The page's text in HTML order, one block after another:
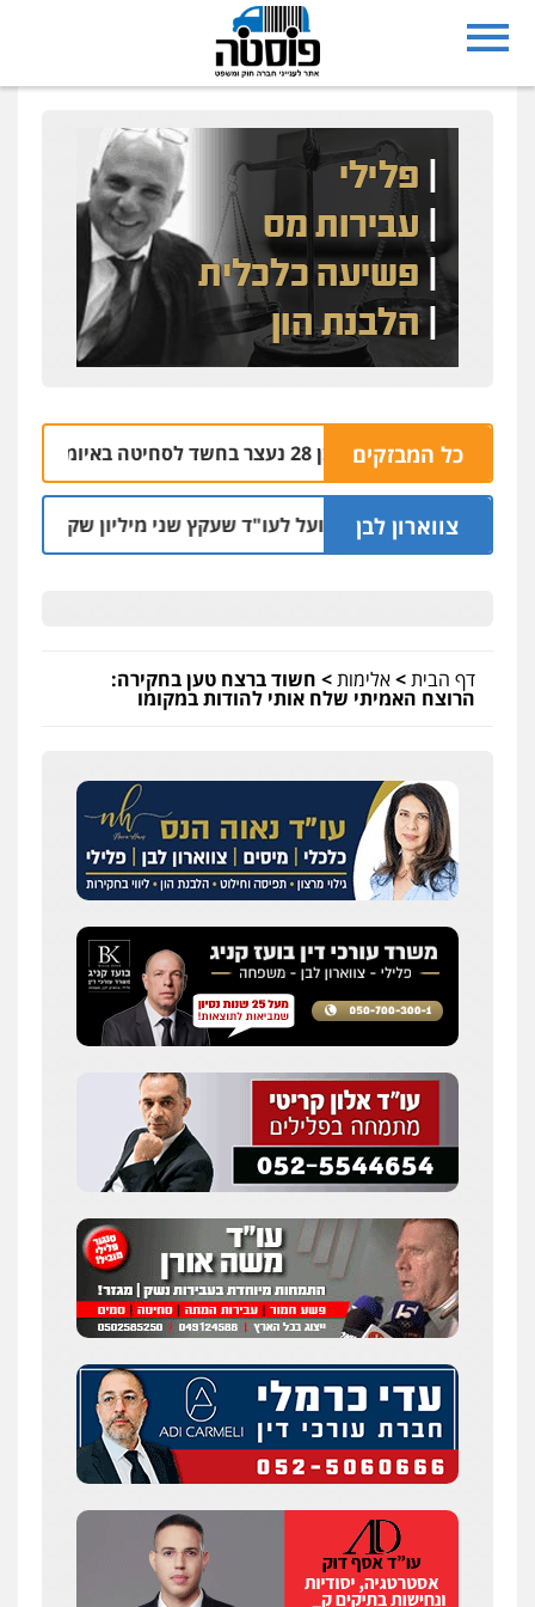
כל המבזקים
נצרת: בן 28 נעצר בחשד לסחיטה באיומים מטלפון שאינו שלו
צווארון לבן
מאסר בפועל לעו"ד שעקץ שני מיליון שקל על דירה
דף הבית>אלימות> חשוד ברצח טען בחקירה:
הרוצח האמיתי שלח אותי להודות במקומו